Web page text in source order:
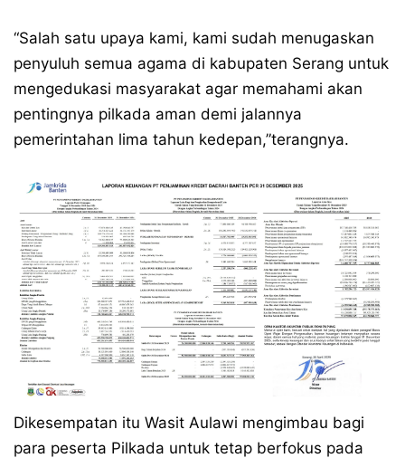
“Salah satu upaya kami, kami sudah menugaskan
penyuluh semua agama di kabupaten Serang untuk
mengedukasi masyarakat agar memahami akan
pentingnya pilkada aman demi jalannya
pemerintahan lima tahun kedepan,”terangnya.
Dikesempatan itu Wasit Aulawi mengimbau bagi
para peserta Pilkada untuk tetap berfokus pada